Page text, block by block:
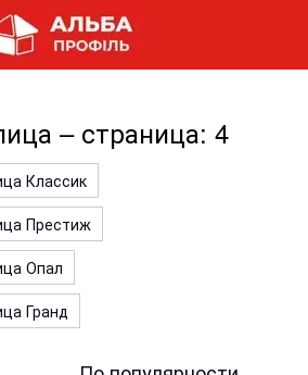
– страница: 4
Классик
Престиж
Опал
Гранд